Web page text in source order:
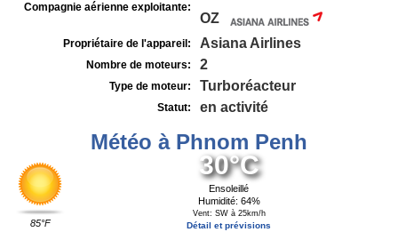
Compagnie aérienne exploitante:
OZ
Propriétaire de l'appareil: Asiana Airlines
Nombre de moteurs: 2
Type de moteur: Turboréacteur
Statut: en activité
Météo à Phnom Penh
85°F
30°C
Ensoleillé
Humidité: 64%
Vent: SW à 25km/h
Détail et prévisions